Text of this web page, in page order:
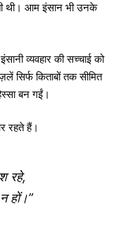
थी। आम इंसान भी उनके
व्यवहार की सच्चाई को
सिर्फ किताबों तक सीमित
बन गईं।
रहते हैं।
रहे,
हों।”